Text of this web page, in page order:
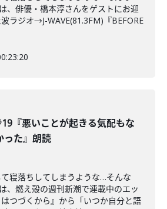
、俳優・橋本淳さんをゲストにお迎
ラジオ→J-WAVE(81.3FM)『BEFORE
『悪いことが起きる気配もな
った』朗読
寝落ちしてしまうような…そんな
、燃え殻の週刊新潮で連載中のエッ
つづくから』から「いつか自分と語